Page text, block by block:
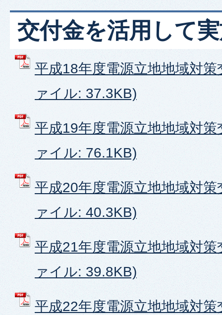
交付金を活用して
平成18年度電源立地地域対
ァイル: 37.3KB)
平成19年度電源立地地域対
ァイル: 76.1KB)
平成20年度電源立地地域対
ァイル: 40.3KB)
平成21年度電源立地地域対
ァイル: 39.8KB)
平成22年度電源立地地域対